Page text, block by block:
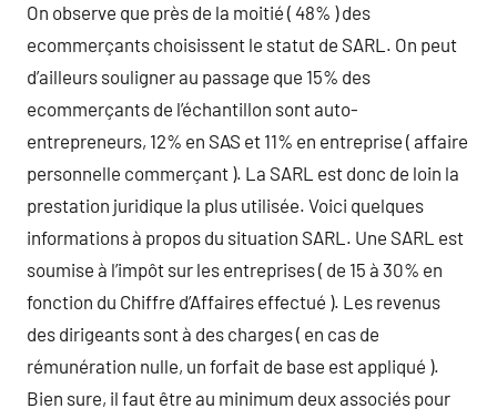
On observe que près de la moitié ( 48% ) des
ecommerçants choisissent le statut de SARL. On peut
d’ailleurs souligner au passage que 15% des
ecommerçants de l’échantillon sont auto-
entrepreneurs, 12% en SAS et 11% en entreprise ( affaire
personnelle commerçant ). La SARL est donc de loin la
prestation juridique la plus utilisée. Voici quelques
informations à propos du situation SARL. Une SARL est
soumise à l’impôt sur les entreprises ( de 15 à 30% en
fonction du Chiffre d’Affaires effectué ). Les revenus
des dirigeants sont à des charges ( en cas de
rémunération nulle, un forfait de base est appliqué ).
Bien sure, il faut être au minimum deux associés pour